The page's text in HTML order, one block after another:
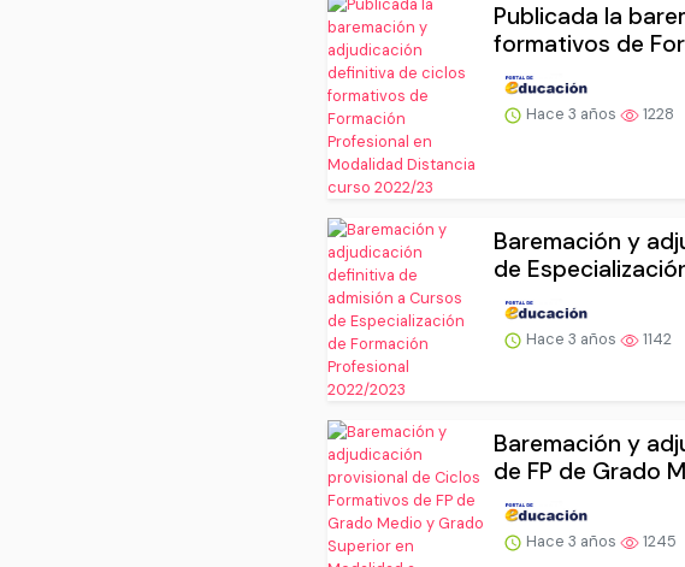
Publicada la
formativos de
Hace 3 años 1228
Baremación y
de
Hace 3 años 1142
Baremación y
de FP de Grado
Hace 3 años 1245